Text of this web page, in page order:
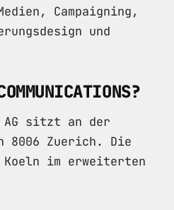
Campaigning,
und
AG sitzt an der
Zuerich. Die
Koeln im erweiterten